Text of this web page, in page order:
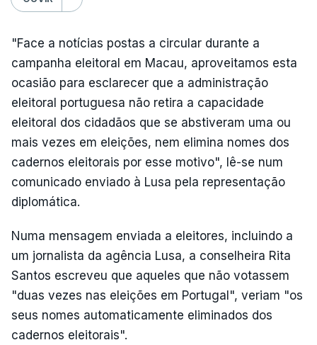
"Face a notícias postas a circular durante a
campanha eleitoral em Macau, aproveitamos esta
ocasião para esclarecer que a administração
eleitoral portuguesa não retira a capacidade
eleitoral dos cidadãos que se abstiveram uma ou
mais vezes em eleições, nem elimina nomes dos
cadernos eleitorais por esse motivo", lê-se num
comunicado enviado à Lusa pela representação
diplomática.
Numa mensagem enviada a eleitores, incluindo a
um jornalista da agência Lusa, a conselheira Rita
Santos escreveu que aqueles que não votassem
"duas vezes nas eleições em Portugal", veriam "os
seus nomes automaticamente eliminados dos
cadernos eleitorais".